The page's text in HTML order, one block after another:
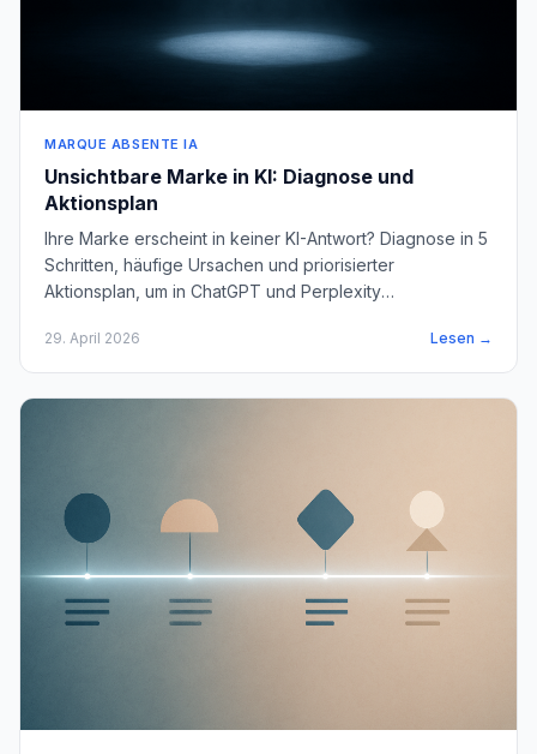
MARQUE ABSENTE IA
Unsichtbare Marke in KI: Diagnose und
Aktionsplan
Ihre Marke erscheint in keiner KI-Antwort? Diagnose in 5
Schritten, häufige Ursachen und priorisierter
Aktionsplan, um in ChatGPT und Perplexity
29. April 2026 Lesen →